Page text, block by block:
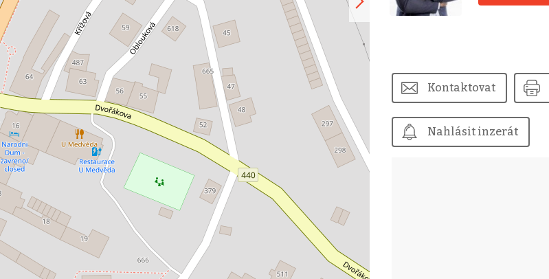
Kontaktovat
Nahlásit inzerát